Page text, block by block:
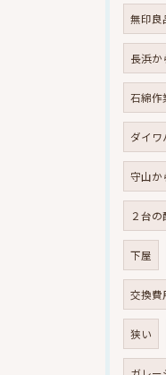
無印良
長浜か
石綿作
ダイワ
守山か
２台の
下屋
交換費
狭い